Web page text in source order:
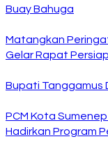
Buay Bahuga
Matangkan
Gelar Rapat
Bupati Tanggamus
PCM Kota
Hadirkan Program